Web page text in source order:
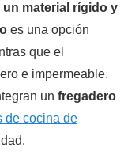
material rígido y
es una opción
que el
e impermeable.
un fregadero
de cocina de